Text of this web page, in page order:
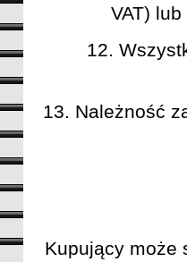
VAT)
12.
13. Należność
Kupujący może